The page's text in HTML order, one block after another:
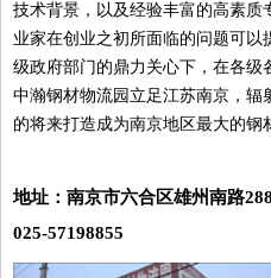
技术背景，以及经验丰富的高素
业家在创业之初所面临的问题可
级政府部门的鼎力关心下，在各
中瀚钢材物流园立足江苏南京，
的将来打造成为南京地区最大的钢
地址：南京市六合区雄州南路
025-57198855